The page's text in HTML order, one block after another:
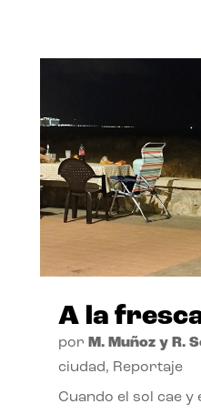
A la
por M. Muñoz y R.
ciudad, Reportaje
Cuando el sol cae y